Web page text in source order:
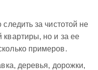
за чистотой не
квартиры, но и за ее
примеров.
деревья, дорожки,